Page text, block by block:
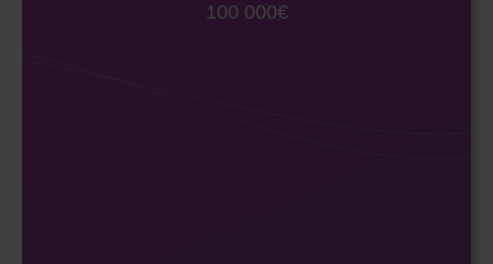
100 000€